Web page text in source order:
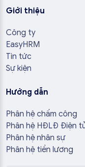
Giới thiệu
Công ty
EasyHRM
Tin tức
Sự kiện
Hướng dẫn
Phân hệ chấm công
Phân hệ HĐLĐ Điện
Phân hệ nhân sự
Phân hệ tiền lương